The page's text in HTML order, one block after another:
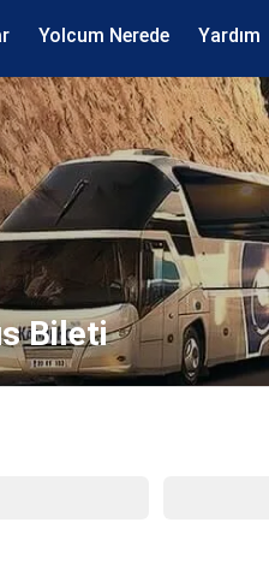
Yolcum Nerede Yardım
Bileti